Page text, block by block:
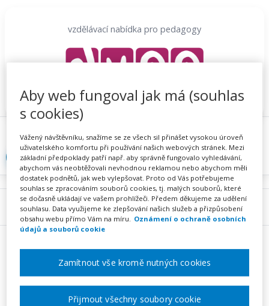
vzdělávací nabídka pro pedagogy
Proč se registrovat Hlídací sojka
Registrace
Přihlásit
Požadovaná akce nebyla nalezena.
Menu
Aby web fungoval jak má (souhlas
s cookies)
Vážený návštěvníku, snažíme se ze všech sil přinášet vysokou úroveň
uživatelského komfortu při používání našich webových stránek. Mezi
základní předpoklady patří např. aby správně fungovalo vyhledávání,
abychom vás neobtěžovali nevhodnou reklamou nebo abychom měli
dostatek podnětů, jak web vylepšovat. Proto od Vás potřebujeme
souhlas se zpracováním souborů cookies, tj. malých souborů, které
se dočasně ukládají ve vašem prohlížeči. Předem děkujeme za udělení
souhlasu. Data využijeme ke zlepšování našich služeb a přizpůsobení
obsahu webu přímo Vám na míru. Oznámení o ochraně osobních
údajů a souborů cookie
Zamítnout vše kromě nutných cookies
Přijmout všechny soubory cookie